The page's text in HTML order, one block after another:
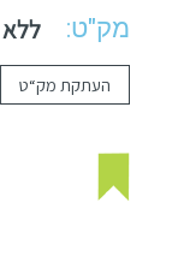
מק"ט: ללא
העתקת מק“ט